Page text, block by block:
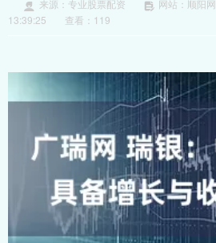
来源：专业股票配资 网站：顺阳网
13:39:25
查看：119